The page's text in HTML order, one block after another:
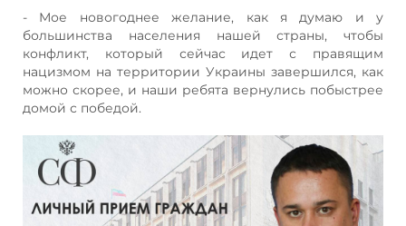
- Мое новогоднее желание, как я думаю и у
большинства населения нашей страны, чтобы
конфликт, который сейчас идет с правящим
нацизмом на территории Украины завершился, как
можно скорее, и наши ребята вернулись побыстрее
домой с победой.